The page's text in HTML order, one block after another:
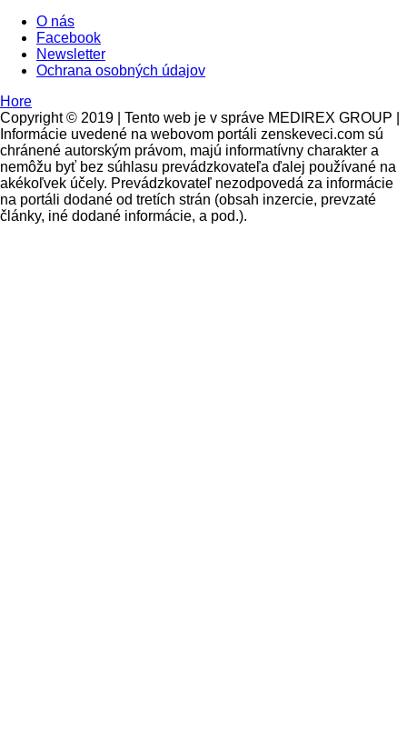
O nás
Facebook
Newsletter
Ochrana osobných údajov
Hore
Copyright © 2019 | Tento web je v správe MEDIREX GROUP |
Informácie uvedené na webovom portáli zenskeveci.com sú
chránené autorským právom, majú informatívny charakter a
nemôžu byť bez súhlasu prevádzkovateľa ďalej používané na
akékoľvek účely. Prevádzkovateľ nezodpovedá za informácie
na portáli dodané od tretích strán (obsah inzercie, prevzaté
články, iné dodané informácie, a pod.).